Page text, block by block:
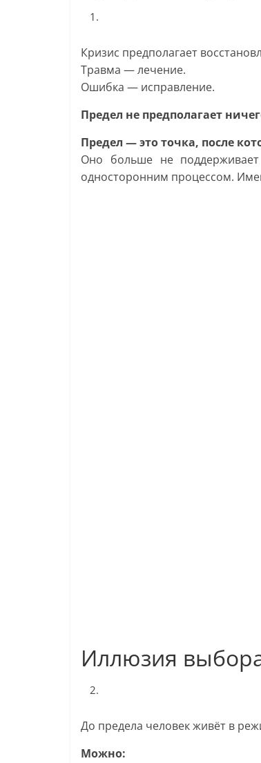
Кризис предполагает
Травма — лечение.
Ошибка — исправление.
Предел не предполагает
Предел — это точка, после
Оно больше не
односторонним процессом.
Иллюзия
До предела человек живёт в
Можно: